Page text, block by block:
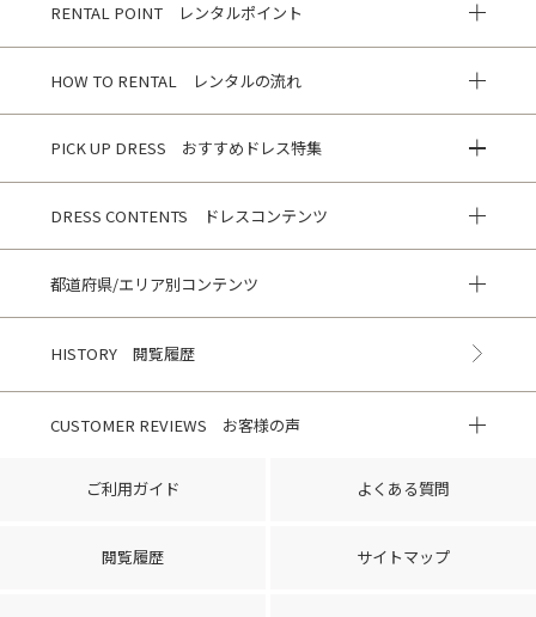
RENTAL POINT レンタルポイント
HOW TO RENTAL レンタルの流れ
PICK UP DRESS おすすめドレス特集
DRESS CONTENTS ドレスコンテンツ
都道府県/エリア別コンテンツ
HISTORY 閲覧履歴
CUSTOMER REVIEWS お客様の声
ご利用ガイド よくある質問
閲覧履歴 サイトマップ